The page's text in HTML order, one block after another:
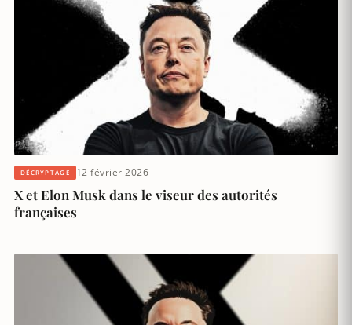
DÉCRYPTAGE 12 février 2026
X et Elon Musk dans le viseur des autorités
françaises